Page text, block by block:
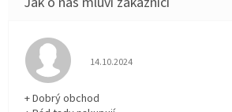
Hodnocení obchodu je 5 z 5
14.10.2024
+ Dobrý obchod